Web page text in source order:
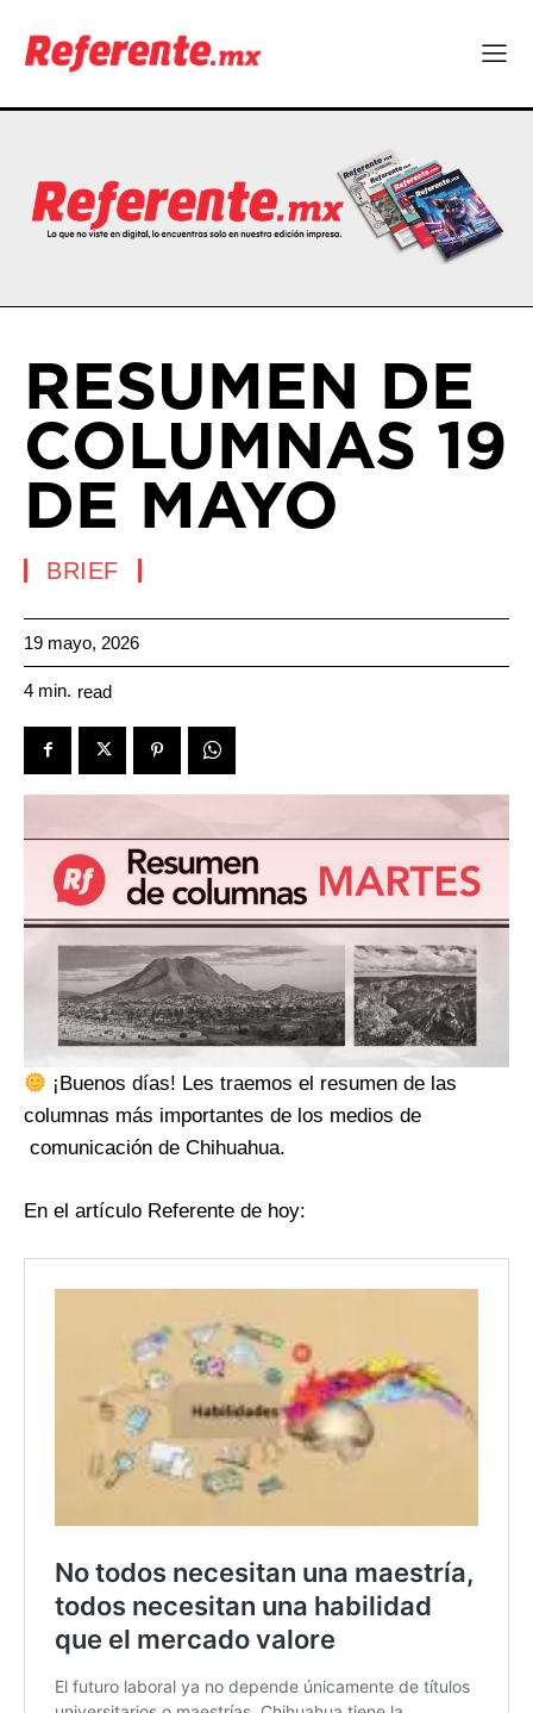
RESUMEN DE
COLUMNAS 19
DE MAYO
BRIEF
19 mayo, 2026
4 min. read
¡Buenos días! Les traemos el resumen de las
columnas más importantes de los medios de
comunicación de Chihuahua.
En el artículo Referente de hoy: